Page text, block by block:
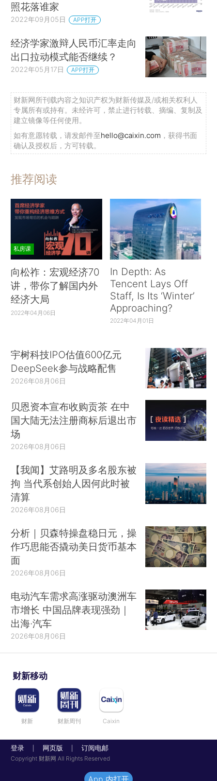
照花落谁家
2022年09月05日 APP打开
经济学家激辩人民币汇率走向
出口拉动模式能否继续？
2022年05月17日 APP打开
财新网所刊载内容之知识产权为财新传媒及/或相关权利人
专属所有或持有。未经许可，禁止进行转载、摘编、复制及
建立镜像等任何使用。
如有意愿转载，请发邮件至hello@caixin.com ，获得书面
确认及授权后，方可转载。
推荐阅读
私房课
向松祚：宏观经济70
讲，带你了解国内外
经济大局
2022年04月06日
In Depth: As
Tencent Lays Off
Staff, Is Its ‘Winter’
Approaching?
2022年04月01日
宇树科技IPO估值600亿元
DeepSeek参与战略配售
2026年08月06日
贝恩资本宣布收购贡茶 在中
国大陆无法注册商标后退出市
场
2026年08月06日
【我闻】艾路明及多名股东被
拘 当代系创始人因何此时被
清算
2026年08月06日
分析｜贝森特操盘稳日元，操
作巧思能否撬动美日货币基本
面
2026年08月06日
电动汽车需求高涨驱动澳洲车
市增长 中国品牌表现强劲｜
出海·汽车
2026年08月06日
财新移动
财新 财新周刊 Caixin
登录 网页版 订阅电邮
Copyright 财新网 All Rights Reserved
App 内打开